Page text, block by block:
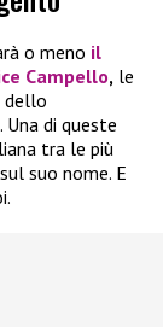
o meno il
Campello, le
dello
di queste
tra le più
suo nome. E